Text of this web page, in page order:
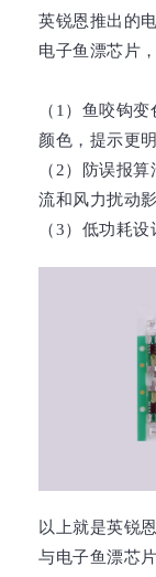
英锐恩推出的
电子鱼漂芯片
（1）鱼咬钩
颜色，提示更明
（2）防误报
流和风力扰动影
（3）低功耗
以上就是英锐恩
与电子鱼漂芯